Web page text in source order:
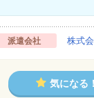
派遣会社 株式
気になる！